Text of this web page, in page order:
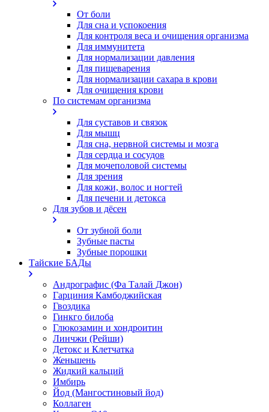
От боли
Для сна и успокоения
Для контроля веса и очищения организма
Для иммунитета
Для нормализации давления
Для пищеварения
Для нормализации сахара в крови
Для очищения крови
По системам организма
Для суставов и связок
Для мышц
Для сна, нервной системы и мозга
Для сердца и сосудов
Для мочеполовой системы
Для зрения
Для кожи, волос и ногтей
Для печени и детокса
Для зубов и дёсен
От зубной боли
Зубные пасты
Зубные порошки
Тайские БАДы
Андрографис (Фа Талай Джон)
Гарциния Камбоджийская
Гвоздика
Гинкго билоба
Глюкозамин и хондроитин
Линчжи (Рейши)
Детокс и Клетчатка
Женьшень
Жидкий кальций
Имбирь
Йод (Мангостиновый йод)
Коллаген